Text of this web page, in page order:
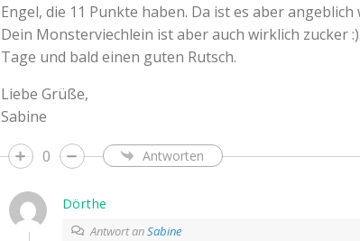
Engel, die 11 Punkte haben. Da ist es aber
Dein Monsterviechlein ist aber auch wirklich zucker
Tage und bald einen guten Rutsch.
Liebe Grüße,
Sabine
0
Antworten
Dörthe
Antwort anSabine